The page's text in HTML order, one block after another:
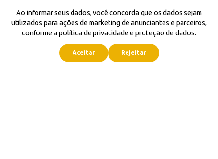
Ao informar seus dados, você concorda que os dados sejam
utilizados para ações de marketing de anunciantes e parceiros,
conforme a política de privacidade e proteção de dados.
Aceitar Rejeitar